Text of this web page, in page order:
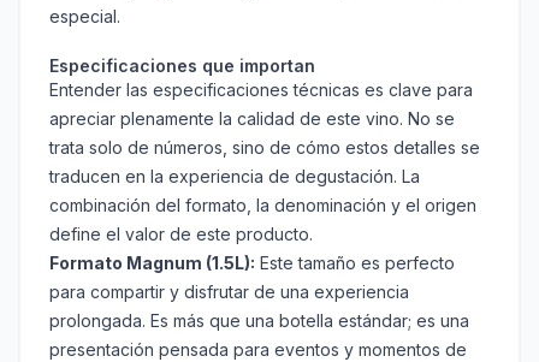
especial.
Especificaciones que importan
Entender las especificaciones técnicas es clave para
apreciar plenamente la calidad de este vino. No se
trata solo de números, sino de cómo estos detalles se
traducen en la experiencia de degustación. La
combinación del formato, la denominación y el origen
define el valor de este producto.
Formato Magnum (1.5L): Este tamaño es perfecto
para compartir y disfrutar de una experiencia
prolongada. Es más que una botella estándar; es una
presentación pensada para eventos y momentos de